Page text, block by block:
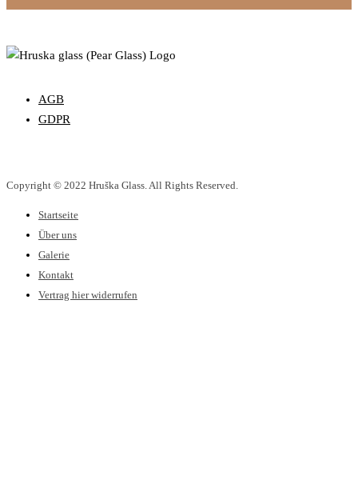
AGB
GDPR
Copyright © 2022 Hruška Glass. All Rights Reserved.
Startseite
Über uns
Galerie
Kontakt
Vertrag hier widerrufen